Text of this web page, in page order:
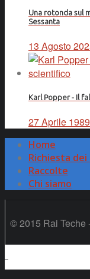
Una rotonda sul
Sessanta
13 Agosto
Karl Popper - Il
27 Aprile 1989
Home
Richiesta
Raccolte
Chi siamo
© 2015 Rai Teche